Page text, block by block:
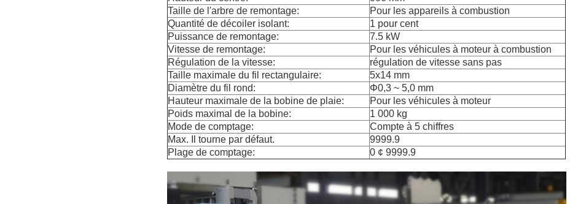
Taille de l'arbre de remontage:
Pour les appareils à combustion
Quantité de décoiler isolant:
1 pour cent
Puissance de remontage:
7.5 kW
Vitesse de remontage:
Pour les véhicules à moteur à combustion
Régulation de la vitesse:
régulation de vitesse sans pas
Taille maximale du fil rectangulaire:
5x14 mm
Diamètre du fil rond:
Φ0,3 ~ 5,0 mm
Hauteur maximale de la bobine de plaie:
Pour les véhicules à moteur
Poids maximal de la bobine:
1 000 kg
Mode de comptage:
Compte à 5 chiffres
Max. Il tourne par défaut.
9999.9
Plage de comptage:
0 ¢ 9999.9